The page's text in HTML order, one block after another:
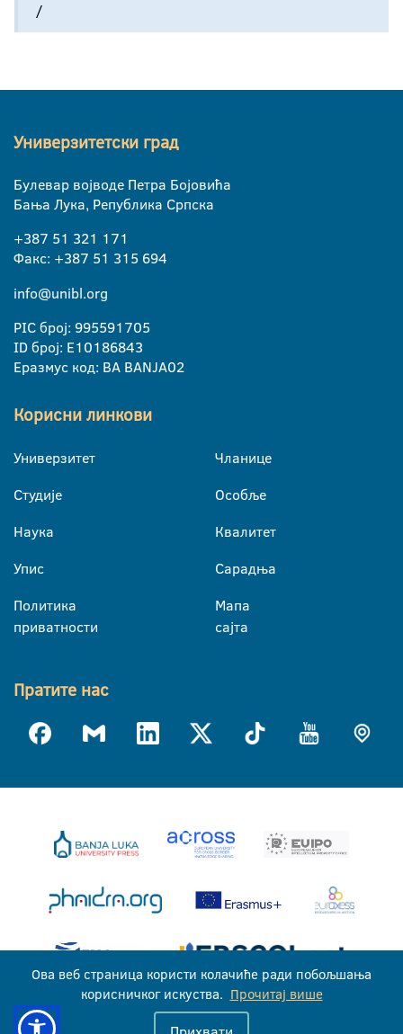
/
Универзитетски град
Булевар војводе Петра Бојовића
Бања Лука, Република Српска
+387 51 321 171
Факс: +387 51 315 694
info@unibl.org
PIC број: 995591705
ID број: E10186843
Еразмус код: BA BANJA02
Корисни линкови
Универзитет
Студије
Наука
Упис
Политика
приватности
Чланице
Особље
Квалитет
Сарадња
Мапа
сајта
Пратите нас
Ова веб страница користи колачиће ради побољшања
корисничког искуства. Прочитај више